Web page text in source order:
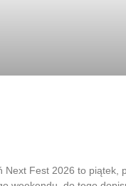
Next Fest 2026 to piątek,